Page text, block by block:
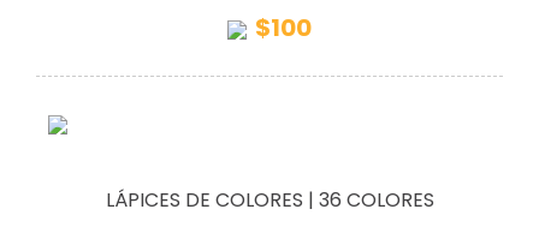
$100
LÁPICES DE COLORES | 36 COLORES